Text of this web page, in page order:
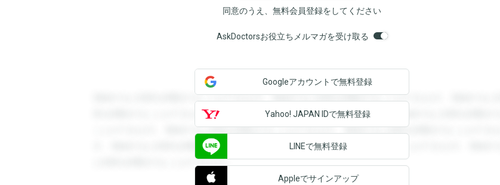
同意のうえ、無料会員登録をしてください
AskDoctorsお役立ちメルマガを受け取る
登録すると回答を閲覧することができます。登録すると回答を閲覧することができます。登録すると回
答を閲覧することができます。登録すると回答を閲覧することができます。登録すると回答を閲覧する
ことができます。登録すると回答を閲覧することができます。登録すると回答を閲覧することができま
す。登録すると回答を閲覧することができます。登録すると回答を閲覧することができます。登録する
と回答を閲覧することができます。
Googleアカウントで無料登録
Yahoo! JAPAN IDで無料登録
LINEで無料登録
Appleでサインアップ